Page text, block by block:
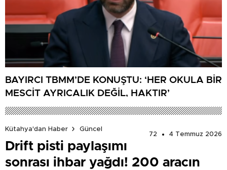
BAYIRCI TBMM’DE KONUŞTU: ‘HER OKULA BİR
MESCİT AYRICALIK DEĞİL, HAKTIR’
Kütahya'dan Haber
Güncel
72
4 Temmuz 2026
Drift pisti paylaşımı
sonrası ihbar yağdı! 200 aracın